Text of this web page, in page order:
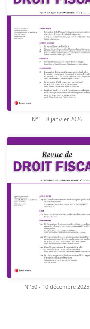
N°1 - 8 janvier 2026
N°50 - 10 décembre 2025